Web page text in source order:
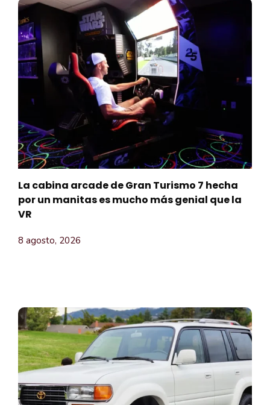
La cabina arcade de Gran Turismo 7 hecha
por un manitas es mucho más genial que la
VR
8 agosto, 2026